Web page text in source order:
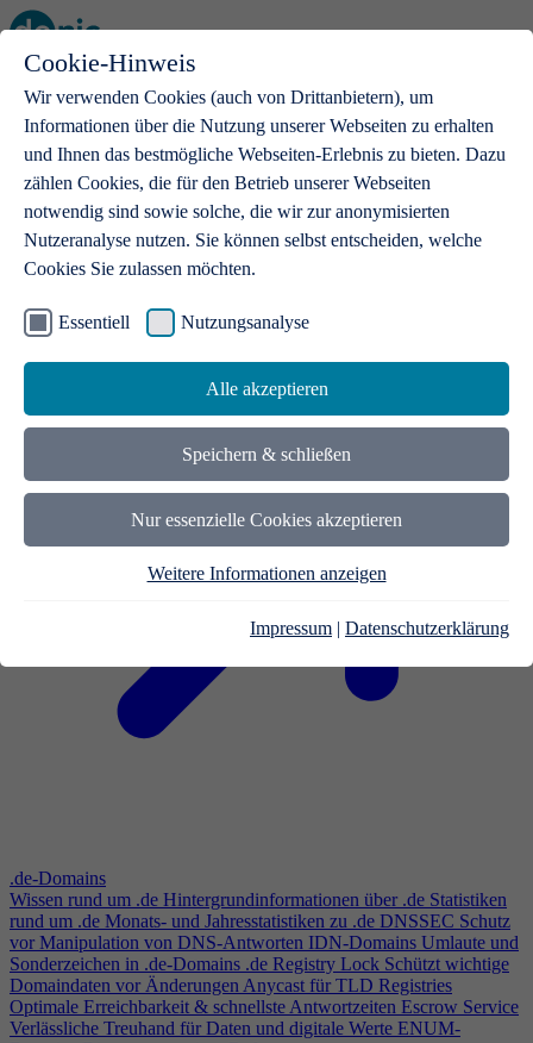
Cookie-Hinweis
Wir verwenden Cookies (auch von Drittanbietern), um
Informationen über die Nutzung unserer Webseiten zu erhalten
und Ihnen das bestmögliche Webseiten-Erlebnis zu bieten. Dazu
zählen Cookies, die für den Betrieb unserer Webseiten
notwendig sind sowie solche, die wir zur anonymisierten
Nutzeranalyse nutzen. Sie können selbst entscheiden, welche
Cookies Sie zulassen möchten.
Essentiell Nutzungsanalyse
Alle akzeptieren
Speichern & schließen
Nur essenzielle Cookies akzeptieren
Weitere Informationen anzeigen
Impressum | Datenschutzerklärung
Open main menu
.de-Domains
Mit einer .de-Domain erhalten Ideen eine Bühne
.de-Domains
Wissen rund um .de Hintergrundinformationen über .de Statistiken
rund um .de Monats- und Jahresstatistiken zu .de DNSSEC Schutz
vor Manipulation von DNS-Antworten IDN-Domains Umlaute und
Sonderzeichen in .de-Domains .de Registry Lock Schützt wichtige
Domaindaten vor ÄnderungenAnycast für TLD Registries
Optimale Erreichbarkeit & schnellste Antwortzeiten Escrow Service
Verlässliche Treuhand für Daten und digitale Werte ENUM-